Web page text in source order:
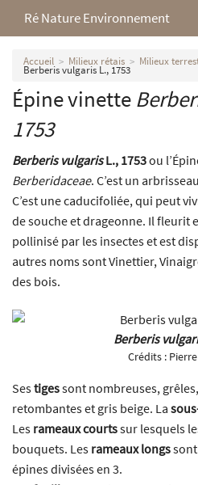
Ré Nature Environnement
L’association
Milieux rétais
Nos parutions
Accueil Milieux rétais Milieux
Berberis vulgaris L., 1753
Épine vinette
1753
Berberis vulgarisL., 1753ou
Berberidaceae. C’est un
C’est une caducifoliée, qui peut
de souche et drageonne. Il fleurit
pollinisé par les insectes et est
autres noms sont Vinettier,
des bois.
Berberis
Crédits :
Sestigessont nombreuses,
retombantes et gris beige. La
Les rameaux courtssur lesquels
bouquets. Les rameaux longs
épines divisées en 3.